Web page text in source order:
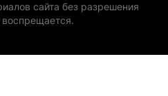
сайта без разрешения